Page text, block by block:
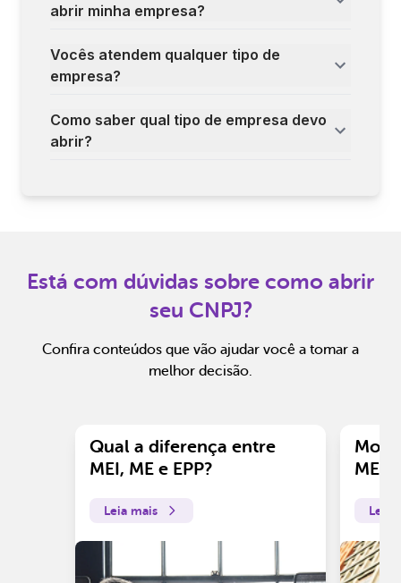
abrir minha empresa?
Vocês atendem qualquer tipo de
empresa?
Como saber qual tipo de empresa devo
abrir?
Está com dúvidas sobre como abrir
seu CNPJ?
Confira conteúdos que vão ajudar você a tomar a
melhor decisão.
Qual a diferença entre
MEI, ME e EPP?
Leia mais
ME?
Leia